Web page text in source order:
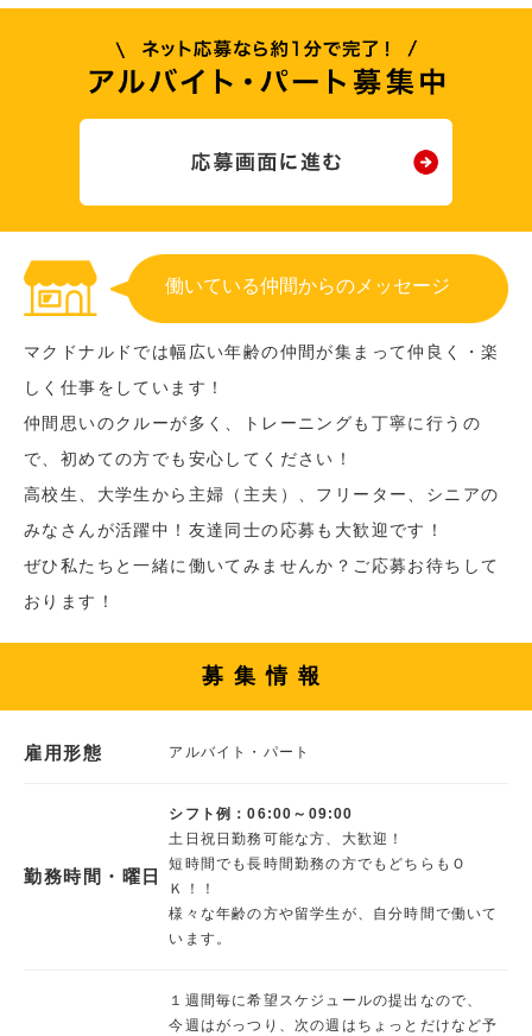
働いている仲間からのメッセージ
マクドナルドでは幅広い年齢の仲間が集まって仲良く・楽
しく仕事をしています！
仲間思いのクルーが多く、トレーニングも丁寧に行うの
で、初めての方でも安心してください！
高校生、大学生から主婦（主夫）、フリーター、シニアの
みなさんが活躍中！友達同士の応募も大歓迎です！
ぜひ私たちと一緒に働いてみませんか？ご応募お待ちして
おります！
募集情報
雇用形態 アルバイト・パート
勤務時間・曜日
シフト例：06:00～09:00
土日祝日勤務可能な方、大歓迎！
短時間でも長時間勤務の方でもどちらもＯ
Ｋ！！
様々な年齢の方や留学生が、自分時間で働いて
います。
１週間毎に希望スケジュールの提出なので、
今週はがっつり、次の週はちょっとだけなど予